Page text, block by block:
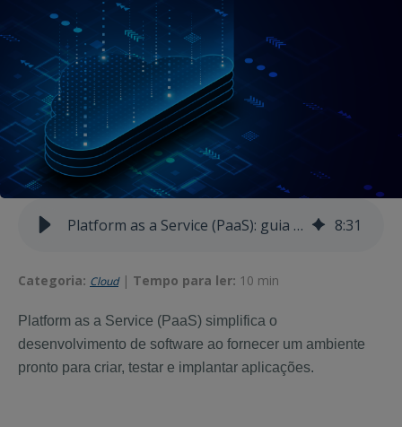
Platform as a Service (PaaS): guia para equipes de TI 8:31
Categoria: Cloud | Tempo para ler: 10 min
Platform as a Service (PaaS) simplifica o
desenvolvimento de software ao fornecer um ambiente
pronto para criar, testar e implantar aplicações.